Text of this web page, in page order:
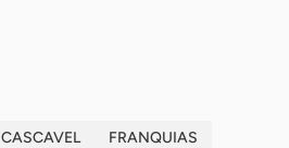
CASCAVEL FRANQUIAS